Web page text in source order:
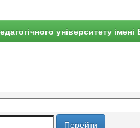
університету